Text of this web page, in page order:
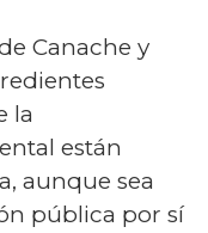
Canache y
la
están
aunque sea
pública por sí